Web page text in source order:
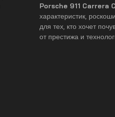
Porsche 911 Carrera
характеристик,
для тех, кто хочет
от престижа и